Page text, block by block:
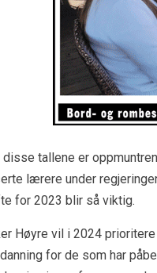
tallene er
lærere under
for 2023 blir så viktig.
Høyre vil i 2024
for de som har